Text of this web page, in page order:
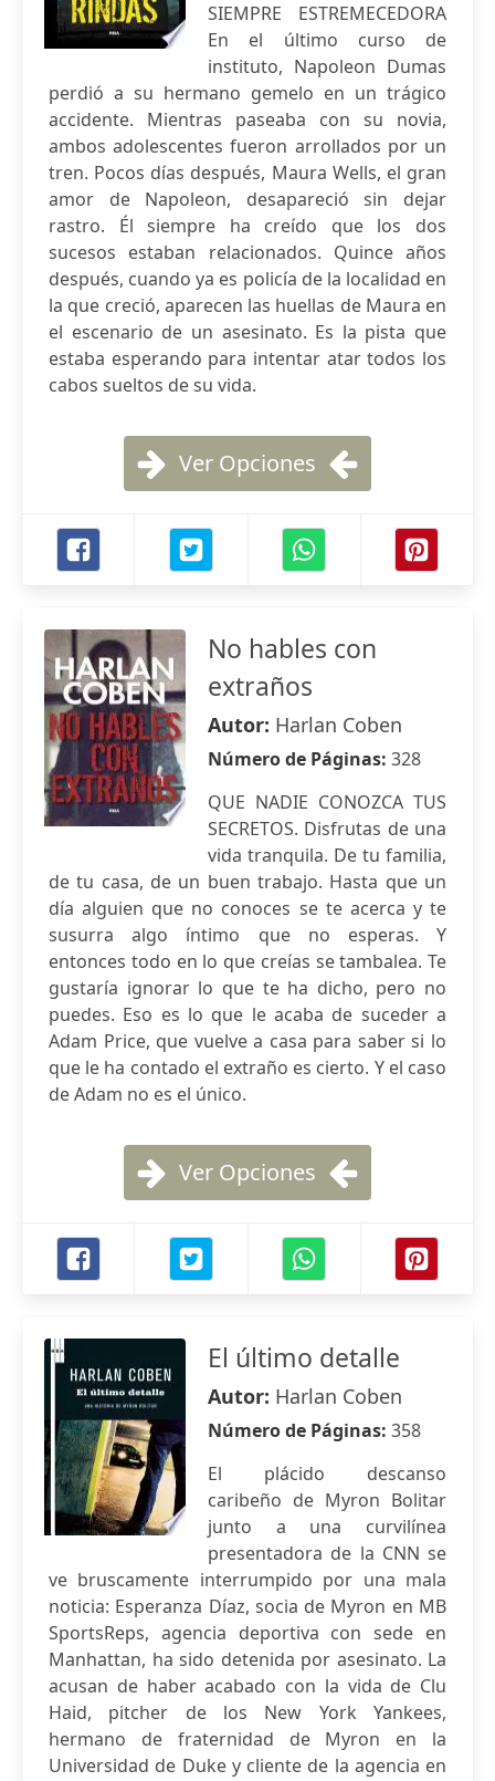
SIEMPRE ESTREMECEDORA
En el último curso de
instituto, Napoleon Dumas
perdió a su hermano gemelo en un trágico
accidente. Mientras paseaba con su novia,
ambos adolescentes fueron arrollados por un
tren. Pocos días después, Maura Wells, el gran
amor de Napoleon, desapareció sin dejar
rastro. Él siempre ha creído que los dos
sucesos estaban relacionados. Quince años
después, cuando ya es policía de la localidad en
la que creció, aparecen las huellas de Maura en
el escenario de un asesinato. Es la pista que
estaba esperando para intentar atar todos los
cabos sueltos de su vida.
Ver Opciones
No hables con
extraños
Autor: Harlan Coben
Número de Páginas: 328
QUE NADIE CONOZCA TUS
SECRETOS. Disfrutas de una
vida tranquila. De tu familia,
de tu casa, de un buen trabajo. Hasta que un
día alguien que no conoces se te acerca y te
susurra algo íntimo que no esperas. Y
entonces todo en lo que creías se tambalea. Te
gustaría ignorar lo que te ha dicho, pero no
puedes. Eso es lo que le acaba de suceder a
Adam Price, que vuelve a casa para saber si lo
que le ha contado el extraño es cierto. Y el caso
de Adam no es el único.
Ver Opciones
El último detalle
Autor: Harlan Coben
Número de Páginas: 358
El plácido descanso
caribeño de Myron Bolitar
junto a una curvilínea
presentadora de la CNN se
ve bruscamente interrumpido por una mala
noticia: Esperanza Díaz, socia de Myron en MB
SportsReps, agencia deportiva con sede en
Manhattan, ha sido detenida por asesinato. La
acusan de haber acabado con la vida de Clu
Haid, pitcher de los New York Yankees,
hermano de fraternidad de Myron en la
Universidad de Duke y cliente de la agencia en